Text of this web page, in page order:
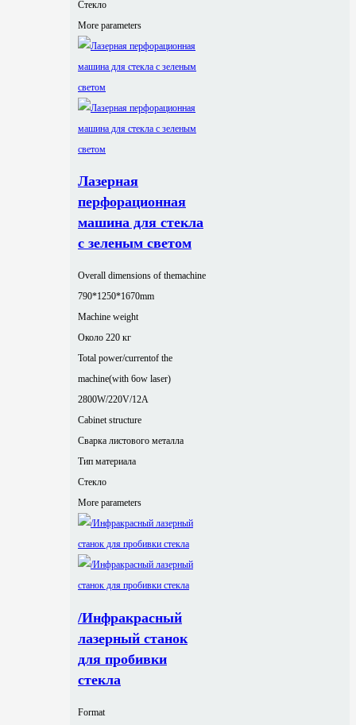
Стекло
More parameters
Лазерная
перфорационная
машина для стекла
с зеленым светом
Overall dimensions of themachine
790*1250*1670mm
Machine weight
Около 220 кг
Total power/currentof the
machine(with 6ow laser)
2800W/220V/12A
Cabinet structure
Сварка листового металла
Тип материала
Стекло
More parameters
/Инфракрасный
лазерный станок
для пробивки
стекла
Format